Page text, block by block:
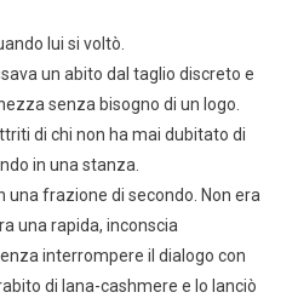
lui si voltò.
un abito dal taglio discreto e
senza bisogno di un logo.
di chi non ha mai dubitato di
in una stanza.
una frazione di secondo. Non era
una rapida, inconscia
interrompere il dialogo con
di lana-cashmere e lo lanciò